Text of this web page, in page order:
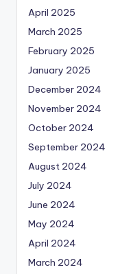
April 2025
March 2025
February 2025
January 2025
December 2024
November 2024
October 2024
September 2024
August 2024
July 2024
June 2024
May 2024
April 2024
March 2024